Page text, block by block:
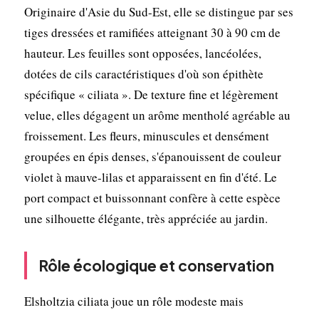
Originaire d'Asie du Sud-Est, elle se distingue par ses
tiges dressées et ramifiées atteignant 30 à 90 cm de
hauteur. Les feuilles sont opposées, lancéolées,
dotées de cils caractéristiques d'où son épithète
spécifique « ciliata ». De texture fine et légèrement
velue, elles dégagent un arôme mentholé agréable au
froissement. Les fleurs, minuscules et densément
groupées en épis denses, s'épanouissent de couleur
violet à mauve-lilas et apparaissent en fin d'été. Le
port compact et buissonnant confère à cette espèce
une silhouette élégante, très appréciée au jardin.
Rôle écologique et conservation
Elsholtzia ciliata joue un rôle modeste mais